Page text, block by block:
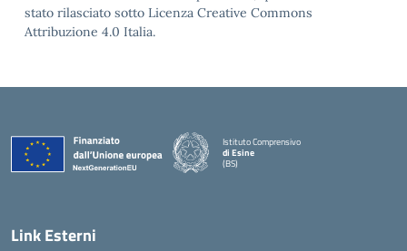
stato rilasciato sotto Licenza Creative Commons
Attribuzione 4.0 Italia.
Istituto Comprensivo
di Esine
(BS)
Link Esterni